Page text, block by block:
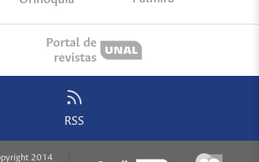
Portal de
revistas
RSS
2014